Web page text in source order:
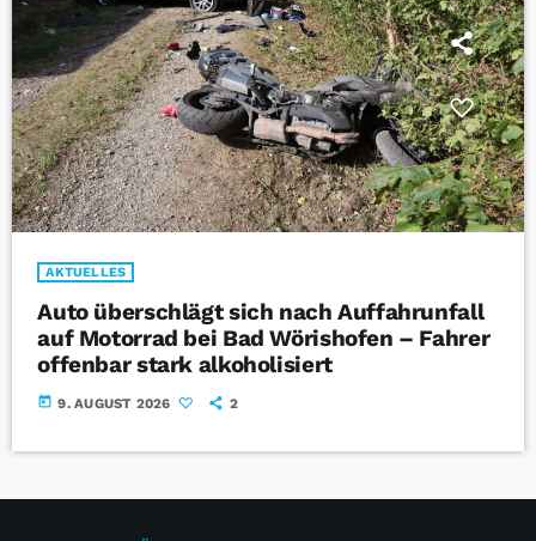
AKTUELLES
Auto überschlägt sich nach Auffahrunfall
auf Motorrad bei Bad Wörishofen – Fahrer
offenbar stark alkoholisiert
today 9. AUGUST 2026 2